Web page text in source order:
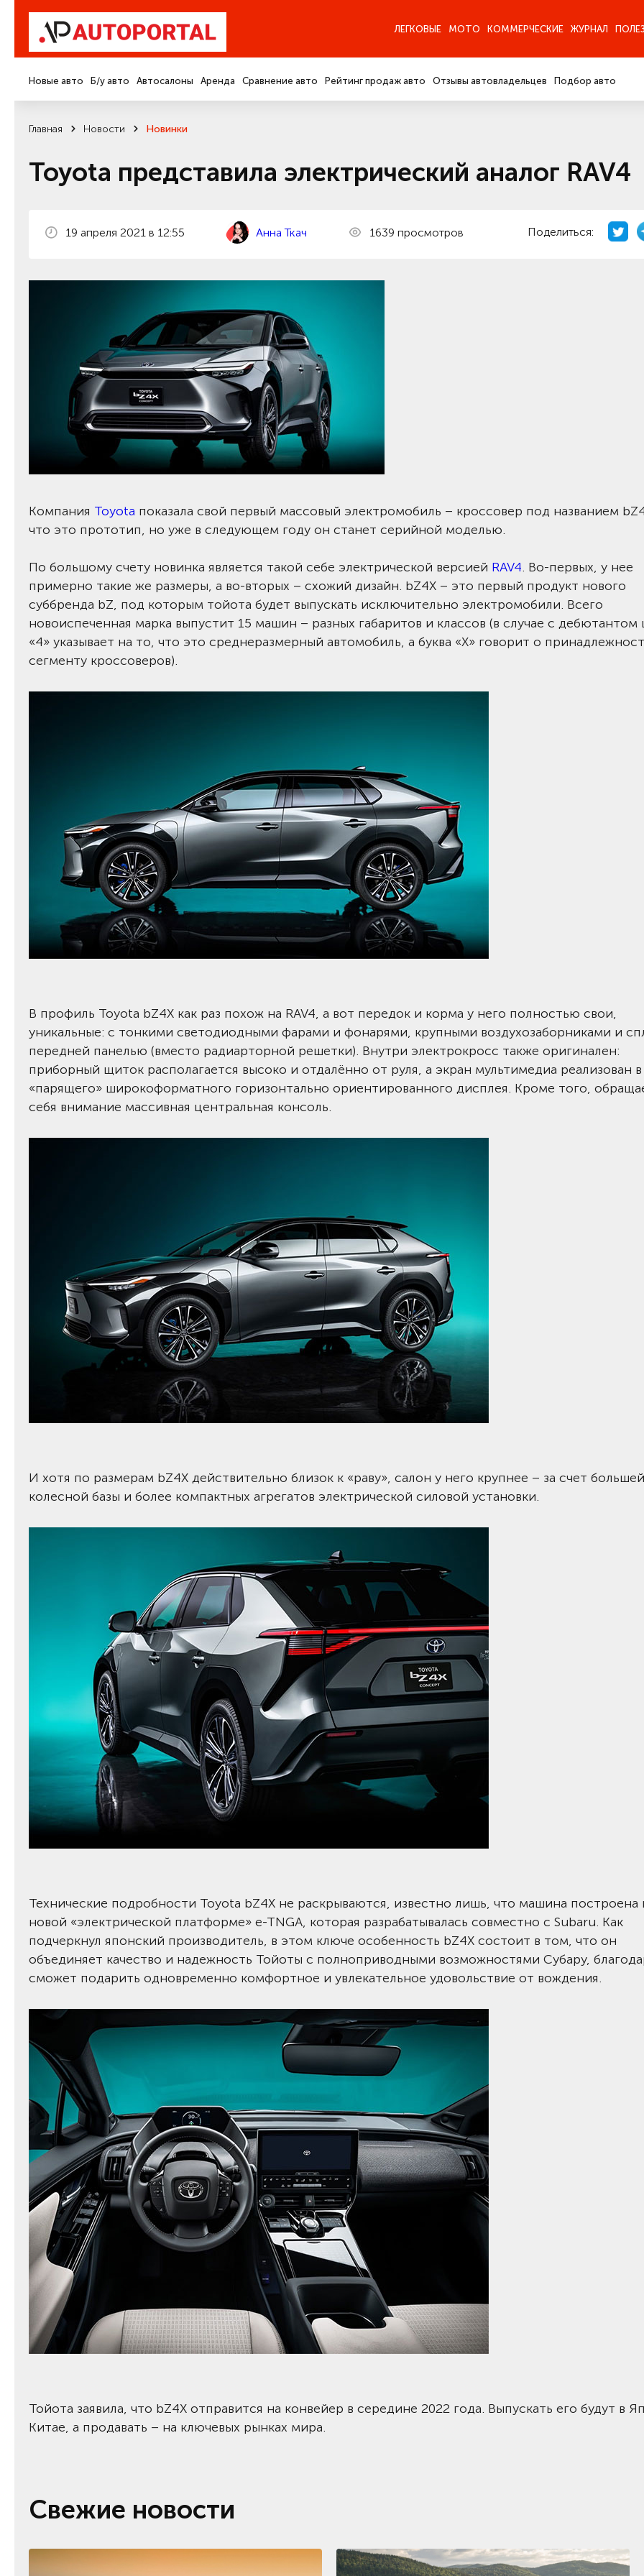
ЛЕГКОВЫЕ МОТО КОММЕРЧЕСКИЕ ЖУРНАЛ
Новые авто Б/у авто Автосалоны Аренда Сравнение авто Рейтинг продаж авто Отзывы автовладельцев Подбор авто
Главная Новости Новинки
Toyota представила электрический аналог RAV4
19 апреля 2021 в 12:55 Анна Ткач 1639 просмотров Поделиться:
Компания Toyota показала свой первый массовый электромобиль – кроссовер под названием
что это прототип, но уже в следующем году он станет серийной моделью.
По большому счету новинка является такой себе электрической версией RAV4. Во-первых, у нее
примерно такие же размеры, а во-вторых – схожий дизайн. bZ4X – это первый продукт нового
суббренда bZ, под которым тойота будет выпускать исключительно электромобили. Всего
новоиспеченная марка выпустит 15 машин – разных габаритов и классов (в случае с
«4» указывает на то, что это среднеразмерный автомобиль, а буква «Х» говорит о
сегменту кроссоверов).
В профиль Toyota bZ4X как раз похож на RAV4, а вот передок и корма у него полностью свои,
уникальные: с тонкими светодиодными фарами и фонарями, крупными воздухозаборниками и
передней панелью (вместо радиарторной решетки). Внутри электрокросс также оригинален:
приборный щиток располагается высоко и отдалённо от руля, а экран мультимедиа реализован
«парящего» широкоформатного горизонтально ориентированного дисплея. Кроме того,
себя внимание массивная центральная консоль.
И хотя по размерам bZ4X действительно близок к «раву», салон у него крупнее – за счет большей
колесной базы и более компактных агрегатов электрической силовой установки.
Технические подробности Toyota bZ4X не раскрываются, известно лишь, что машина построена
новой «электрической платформе» e-TNGA, которая разрабатывалась совместно с Subaru. Как
подчеркнул японский производитель, в этом ключе особенность bZ4X состоит в том, что он
объединяет качество и надежность Тойоты с полноприводными возможностями Субару,
сможет подарить одновременно комфортное и увлекательное удовольствие от вождения.
Тойота заявила, что bZ4X отправится на конвейер в середине 2022 года. Выпускать его будут в
Китае, а продавать – на ключевых рынках мира.
Свежие новости